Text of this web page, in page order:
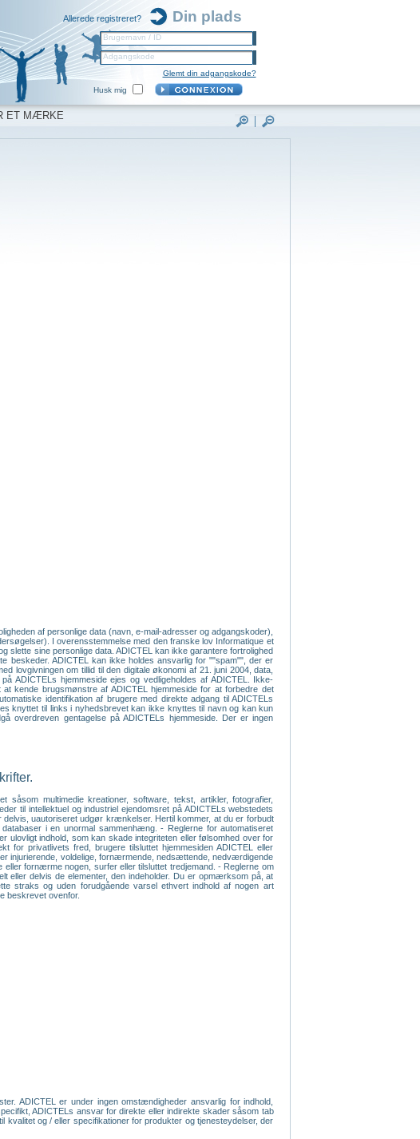
Allerede registreret? Din plads
Brugernavn / ID
Adgangskode
Glemt din adgangskode?
Husk mig
ET MÆRKE
af personlige data (navn, e-mail-adresser og adgangskoder),
I overensstemmelse med den franske lov Informatique et
slette sine personlige data. ADICTEL kan ikke garantere fortrolighed
beskeder. ADICTEL kan ikke holdes ansvarlig for ""spam"", der er
lovgivningen om tillid til den digitale økonomi af 21. juni 2004, data,
ADICTELs hjemmeside ejes og vedligeholdes af ADICTEL. Ikke-
kende brugsmønstre af ADICTEL hjemmeside for at forbedre det
identifikation af brugere med direkte adgang til ADICTELs
knyttet til links i nyhedsbrevet kan ikke knyttes til navn og kan kun
overdreven gentagelse på ADICTELs hjemmeside. Der er ingen
multimedie kreationer, software, tekst, artikler, fotografier,
til intellektuel og industriel ejendomsret på ADICTELs webstedets
uautoriseret udgør krænkelser. Hertil kommer, at du er forbudt
i en unormal sammenhæng. - Reglerne for automatiseret
ulovligt indhold, som kan skade integriteten eller følsomhed over for
for privatlivets fred, brugere tilsluttet hjemmesiden ADICTEL eller
injurierende, voldelige, fornærmende, nedsættende, nedværdigende
fornærme nogen, surfer eller tilsluttet tredjemand. - Reglerne om
eller delvis de elementer, den indeholder. Du er opmærksom på, at
straks og uden forudgående varsel ethvert indhold af nogen art
beskrevet ovenfor.
ADICTEL er under ingen omstændigheder ansvarlig for indhold,
ADICTELs ansvar for direkte eller indirekte skader såsom tab
og / eller specifikationer for produkter og tjenesteydelser, der